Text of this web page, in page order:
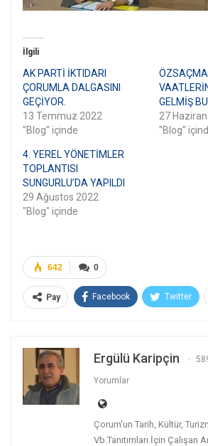
İlgili
AK PARTİ İKTIDARI
ÇORUMLA DALGASINI
GEÇİYOR.
13 Temmuz 2022
"Blog" içinde
GELMİŞ
27
"Blog"
4. YEREL YÖNETİMLER
TOPLANTISI
SUNGURLU’DA YAPILDI
29 Ağustos 2022
"Blog" içinde
0
642
Pay Facebook Twitter
Ergülü Karipçin
Yorumlar
Çorum'un Tarih, Kültür,
Vb.Tanıtımları İçin Çalışan